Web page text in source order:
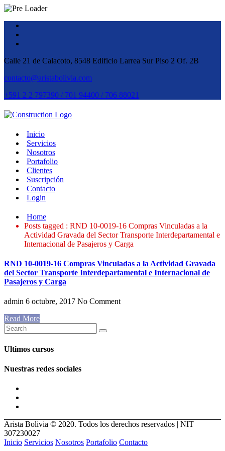
Calle 21 de Calacoto, 8548 Edificio Larrea Sur Piso 2 Of. 2B
contacto@aristabolivia.com
+591 2 2 797390 / 701 94400 / 706 88021
Inicio
Servicios
Nosotros
Portafolio
Clientes
Suscripción
Contacto
Login
Home
Posts tagged : RND 10-0019-16 Compras Vinculadas a la
Actividad Gravada del Sector Transporte Interdepartamental e
Internacional de Pasajeros y Carga
RND 10-0019-16 Compras Vinculadas a la Actividad Gravada
del Sector Transporte Interdepartamental e Internacional de
Pasajeros y Carga
admin 6 octubre, 2017 No Comment
Read More
Ultimos cursos
Nuestras redes sociales
Arista Bolivia © 2020. Todos los derechos reservados | NIT
307230027
Inicio Servicios Nosotros Portafolio Contacto